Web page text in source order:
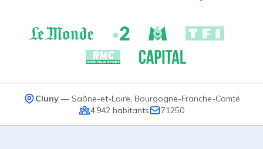
Cluny— Saône-et-Loire Bourgogne-Franche-Comté
4 942 habitants 71250